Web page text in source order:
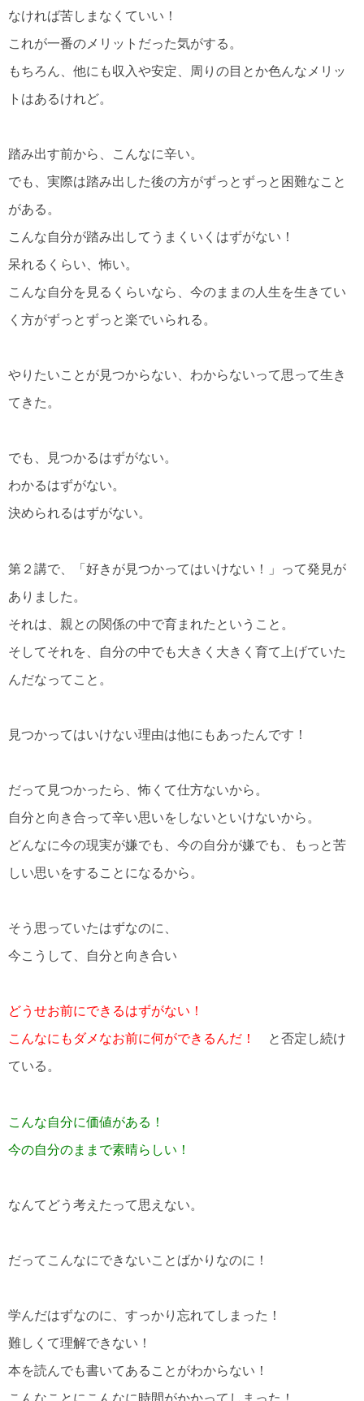
なければ苦しまなくていい！
これが一番のメリットだった気がする。
もちろん、他にも収入や安定、周りの目とか色んなメリッ
トはあるけれど。
踏み出す前から、こんなに辛い。
でも、実際は踏み出した後の方がずっとずっと困難なこと
がある。
こんな自分が踏み出してうまくいくはずがない！
呆れるくらい、怖い。
こんな自分を見るくらいなら、今のままの人生を生きてい
く方がずっとずっと楽でいられる。
やりたいことが見つからない、わからないって思って生き
てきた。
でも、見つかるはずがない。
わかるはずがない。
決められるはずがない。
第２講で、「好きが見つかってはいけない！」って発見が
ありました。
それは、親との関係の中で育まれたということ。
そしてそれを、自分の中でも大きく大きく育て上げていた
んだなってこと。
見つかってはいけない理由は他にもあったんです！
だって見つかったら、怖くて仕方ないから。
自分と向き合って辛い思いをしないといけないから。
どんなに今の現実が嫌でも、今の自分が嫌でも、もっと苦
しい思いをすることになるから。
そう思っていたはずなのに、
今こうして、自分と向き合い
どうせお前にできるはずがない！
こんなにもダメなお前に何ができるんだ！
と否定し続け
ている。
こんな自分に価値がある！
今の自分のままで素晴らしい！
なんてどう考えたって思えない。
だってこんなにできないことばかりなのに！
学んだはずなのに、すっかり忘れてしまった！
難しくて理解できない！
本を読んでも書いてあることがわからない！